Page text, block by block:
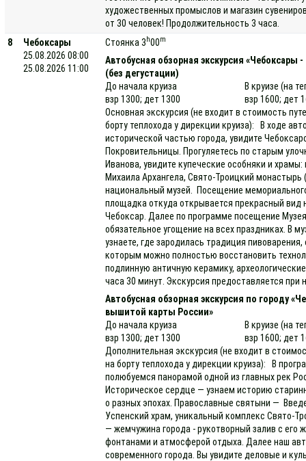
художественных промыслов и магазин
от 30 человек! Продолжительность 3 часа.
8
Чебоксары
25.08.2026 08:00
25.08.2026 11:00
Стоянка 3 h00m
Автобусная обзорная экскурсия
(без дегустации)
До начала круиза
взр 1300; дет 1300
В круизе (на
взр 1600; дет
Основная экскурсия (не входит в стоимость
борту теплохода у дирекции круиза): В ходе
исторической частью города, увидите
Покровительницы. Прогуляетесь по старым
Иванова, увидите купеческие особняки и
Михаила Архангела, Свято-Троицкий
национальный музей. Посещение
площадка откуда открывается прекрасный вид
Чебоксар. Далее по программе посещение
обязательное угощение на всех праздниках. В
узнаете, где зародилась традиция
которым можно полностью восстановить
подлинную античную керамику,
часа 30 минут. Экскурсия предоставляется при
Автобусная обзорная экскурсия по городу
вышитой карты России»
До начала круиза
взр 1300; дет 1300
В круизе (на
взр 1600; дет
Дополнительная экскурсия (не входит в
на борту теплохода у дирекции круиза): В
полюбуемся панорамой одной из главных рек
Историческое сердце — узнаем историю
о разных эпохах. Православные святыни —
Успенский храм, уникальный комплекс Свято-
— жемчужина города - рукотворный залив с
фонтанами и атмосферой отдыха. Далее наш
современного города. Вы увидите деловые и